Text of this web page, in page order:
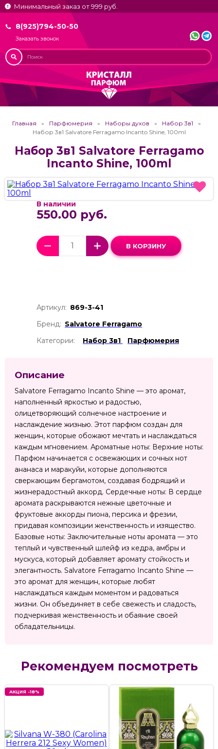
Минимальный заказ от 999 руб.
8(925)794-50-50
Заказать звонок
Главная Парфюмерия Наборы духов
Набор 3в1
Набор 3в1 Salvatore Ferragamo Incanto Shine, 100ml
Набор 3в1 Salvatore Ferragamo
Incanto Shine, 100ml
В наличии
550.00 руб.
В КОРЗИНУ
Артикул: 869-3-41
Бренд: Salvatore Ferragamo
Категории:
Набор 3в1 Парфюмерия
Описание
Salvatore Ferragamo Incanto Shine — это аромат,
наполненный яркостью и радостью,
олицетворяющий солнечное настроение и
наслаждение жизнью. Этот парфюм создан для
женщин, которые обожают мечтать и наслаждаться
каждым мгновением. Ароматные ноты: Верхние ноты:
Парфюм начинается с освежающих и сочных нот
ананаса и маракуйи, которые дополняются
сверкающим бергамотом, создавая бодрящий и
жизнерадостный аккорд. Сердечные ноты: В сердце
аромата раскрываются нежные цветочные и
фруктовые аккорды пиона, персика и фрезии,
придавая композиции женственность и изящество.
Базовые ноты: Заключительные ноты аромата — это
теплый и чувственный шлейф из кедра, амбры и
мускуса, который добавляет аромату стойкость и
элегантность. Salvatore Ferragamo Incanto Shine —
это аромат для женщин, которые любят
наслаждаться каждым моментом и радоваться
жизни. Он объединяет в себе свежесть и сладость,
подчеркивая женственность и обаяние своей
обладательницы.
Рекомендуем посмотреть
АКЦИЯ -18%